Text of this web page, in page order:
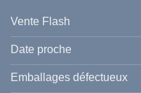
Vente Flash
Date proche
Emballages défectueux